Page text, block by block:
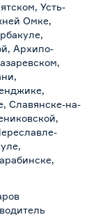
Усть-
Омке,
Архипо-
Славянске-на-